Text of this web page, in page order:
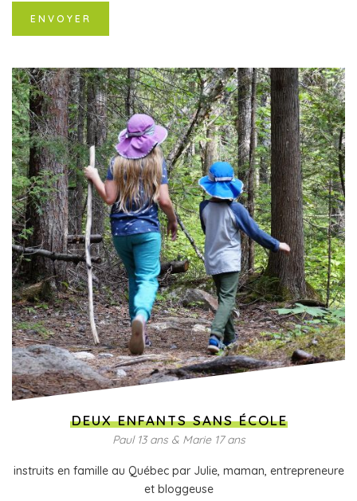
DEUX ENFANTS SANS ÉCOLE
Paul 13 ans & Marie 17 ans
instruits en famille au Québec par Julie, maman, entrepreneure
et bloggeuse